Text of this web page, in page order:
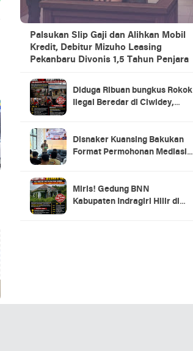
Palsukan Slip Gaji dan Alihkan Mobil
Kredit, Debitur Mizuho Leasing
Pekanbaru Divonis 1,5 Tahun Penjara
Diduga Ribuan bungkus Rokok
Ilegal Beredar di Ciwidey,
Pulau Jawa
Disnaker Kuansing Bakukan
Format Permohonan Mediasi,
Miris! Gedung BNN
Kabupaten Indragiri Hilir di